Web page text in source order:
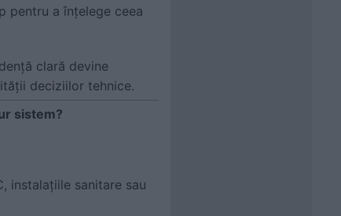
pentru a înțelege ceea
clară devine
deciziilor tehnice.
sistem?
instalațiile sanitare sau